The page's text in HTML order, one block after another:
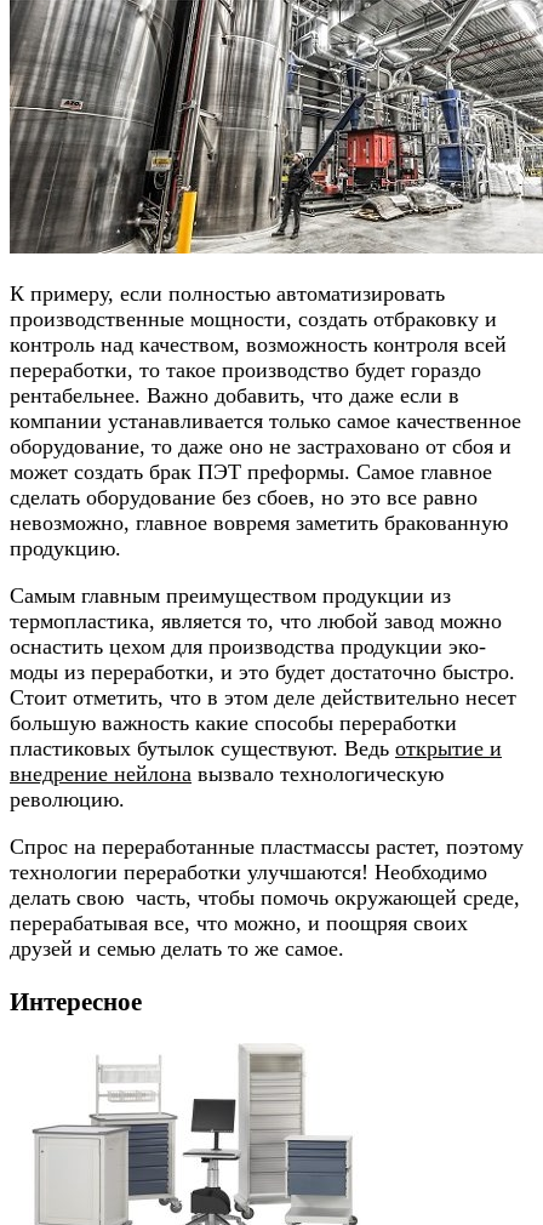
К примеру, если полностью автоматизировать
производственные мощности, создать отбраковку и
контроль над качеством, возможность контроля всей
переработки, то такое производство будет гораздо
рентабельнее. Важно добавить, что даже если в
компании устанавливается только самое качественное
оборудование, то даже оно не застраховано от сбоя и
может создать брак ПЭТ преформы. Самое главное
сделать оборудование без сбоев, но это все равно
невозможно, главное вовремя заметить бракованную
продукцию.
Самым главным преимуществом продукции из
термопластика, является то, что любой завод можно
оснастить цехом для производства продукции эко-
моды из переработки, и это будет достаточно быстро.
Стоит отметить, что в этом деле действительно несет
большую важность какие способы переработки
пластиковых бутылок существуют. Ведь открытие и
внедрение нейлона вызвало технологическую
революцию.
Спрос на переработанные пластмассы растет, поэтому
технологии переработки улучшаются! Необходимо
делать свою часть, чтобы помочь окружающей среде,
перерабатывая все, что можно, и поощряя своих
друзей и семью делать то же самое.
Интересное